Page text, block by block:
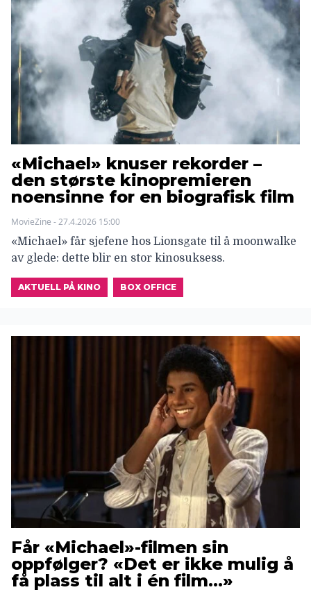
«Michael» knuser rekorder –
den største kinopremieren
noensinne for en biografisk film
MovieZine - 27.4.2026 15:00
«Michael» får sjefene hos Lionsgate til å moonwalke
av glede: dette blir en stor kinosuksess.
AKTUELL PÅ KINO BOX OFFICE
Får «Michael»-filmen sin
oppfølger? «Det er ikke mulig å
få plass til alt i én film…»